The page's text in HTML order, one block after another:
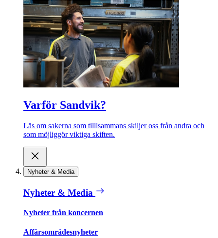
Varför Sandvik?
Läs om sakerna som tilllsammans skiljer oss från andra och
som möjliggör viktiga skiften.
Nyheter & Media
Nyheter & Media
Nyheter från koncernen
Affärsområdesnyheter